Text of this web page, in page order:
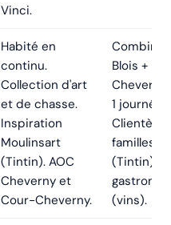
Vinci.
Habité en
continu.
Collection d'art
et de chasse.
Inspiration
Moulinsart
(Tintin). AOC
Cheverny et
Cour-Cheverny.
Combiné
Blois +
Cheverny
1 journée.
Clientèle
familles
(Tintin) +
(vins).